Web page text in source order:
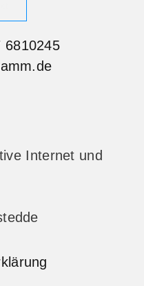
6810245
Internet und